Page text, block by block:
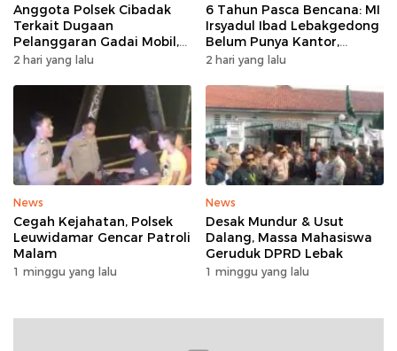
Anggota Polsek Cibadak
Terkait Dugaan
Pelanggaran Gadai Mobil,
Kasus Ditangani Bid
2 hari yang lalu
6 Tahun Pasca Bencana: MI
Irsyadul Ibad Lebakgedong
Belum Punya Kantor,
Belajar Tanpa Meja-Kursi
2 hari yang lalu
News
Cegah Kejahatan, Polsek
Leuwidamar Gencar Patroli
Malam
1 minggu yang lalu
News
Desak Mundur & Usut
Dalang, Massa Mahasiswa
Geruduk DPRD Lebak
1 minggu yang lalu